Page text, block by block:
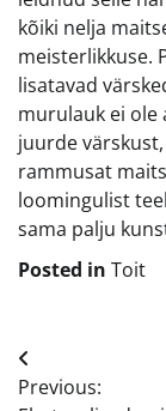
kõiki nelja
meisterlikkuse.
lisatavad
murulauk ei ole
juurde
rammusat
loomingulist
sama palju
Posted in Toit
Previous: